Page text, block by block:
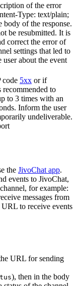
of the error
Type: text/plain;
body of the response.
be resubmitted. It is
correct the error of
settings that led to
about the event
code 5xx or if
to
to 3 times with an
Inform the user
undeliverable.
the JivoChat app.
events to JivoChat,
for example:
messages from
to receive events
URL for sending
), then in the body